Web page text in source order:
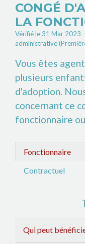
CONGÉ
LA
Vérifié le 31 Mar 2023
administrative
Vous êtes
plusieurs
d'adoption.
concernant ce
fonctionnaire
Fonctionnaire
Contractuel
Qui peut